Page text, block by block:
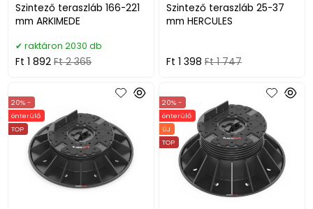
Szintező teraszláb 166-221
mm ARKIMEDE
raktáron 2030 db
Ft 1 892 Ft 2 365
Szintező teraszláb 25-37
mm HERCULES
Ft 1 398 Ft 1 747
20% -
önterülő
TOP
20% -
önterülő
ÚJ
TOP